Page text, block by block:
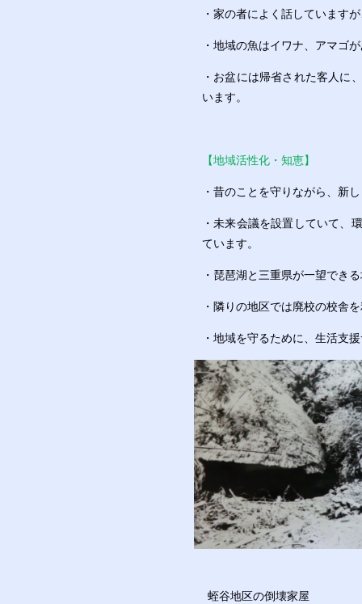
・家の者によく話しています
・地域の魚はイワナ、アマゴ
・お盆には帰省された客人に
います。
【地域活性化・知恵】
・昔のことを守りながら、新
・未来会議を設置していて、
ています。
・琵琶湖と三重県が一望でき
・隣りの地区では廃校の校舎
・地域を守るために、生活支
蛭谷地区の倒壊家屋